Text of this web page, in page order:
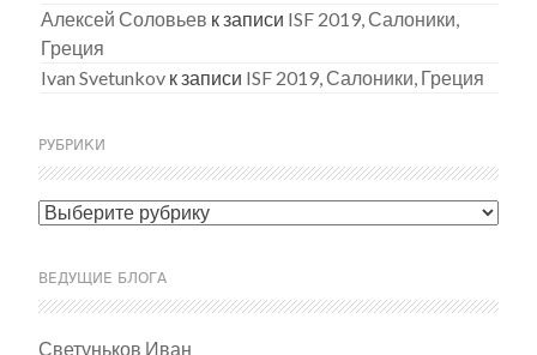
Алексей Соловьев к записи ISF 2019, Салоники,
Греция
Ivan Svetunkov к записи ISF 2019, Салоники, Греция
РУБРИКИ
Рубрики
ВЕДУЩИЕ БЛОГА
Светуньков Иван